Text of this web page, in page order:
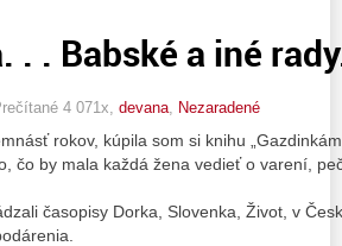
. . Babské a iné
4 071x, devana Nezaradené
rokov, kúpila som si knihu
čo by mala každá žena vedieť o varení,
časopisy Dorka, Slovenka, Život, v